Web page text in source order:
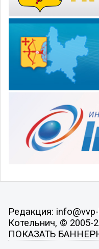
Редакция:
Котельнич, © 2005-
ПОКАЗАТЬ